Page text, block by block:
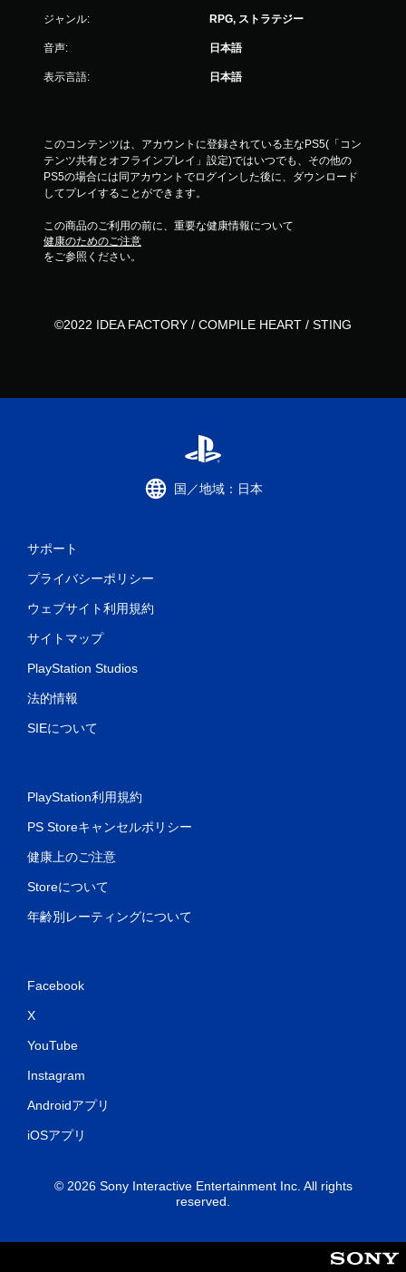
ジャンル: RPG, ストラテジー
音声: 日本語
表示言語: 日本語
このコンテンツは、アカウントに登録されている主なPS5(「コン
テンツ共有とオフラインプレイ」設定)ではいつでも、その他の
PS5の場合には同アカウントでログインした後に、ダウンロード
してプレイすることができます。
この商品のご利用の前に、重要な健康情報について
健康のためのご注意
をご参照ください。
©2022 IDEA FACTORY / COMPILE HEART / STING
国／地域：日本
サポート
プライバシーポリシー
ウェブサイト利用規約
サイトマップ
PlayStation Studios
法的情報
SIEについて
PlayStation利用規約
PS Storeキャンセルポリシー
健康上のご注意
Storeについて
年齢別レーティングについて
Facebook
X
YouTube
Instagram
Androidアプリ
iOSアプリ
© 2026 Sony Interactive Entertainment Inc. All rights
reserved.